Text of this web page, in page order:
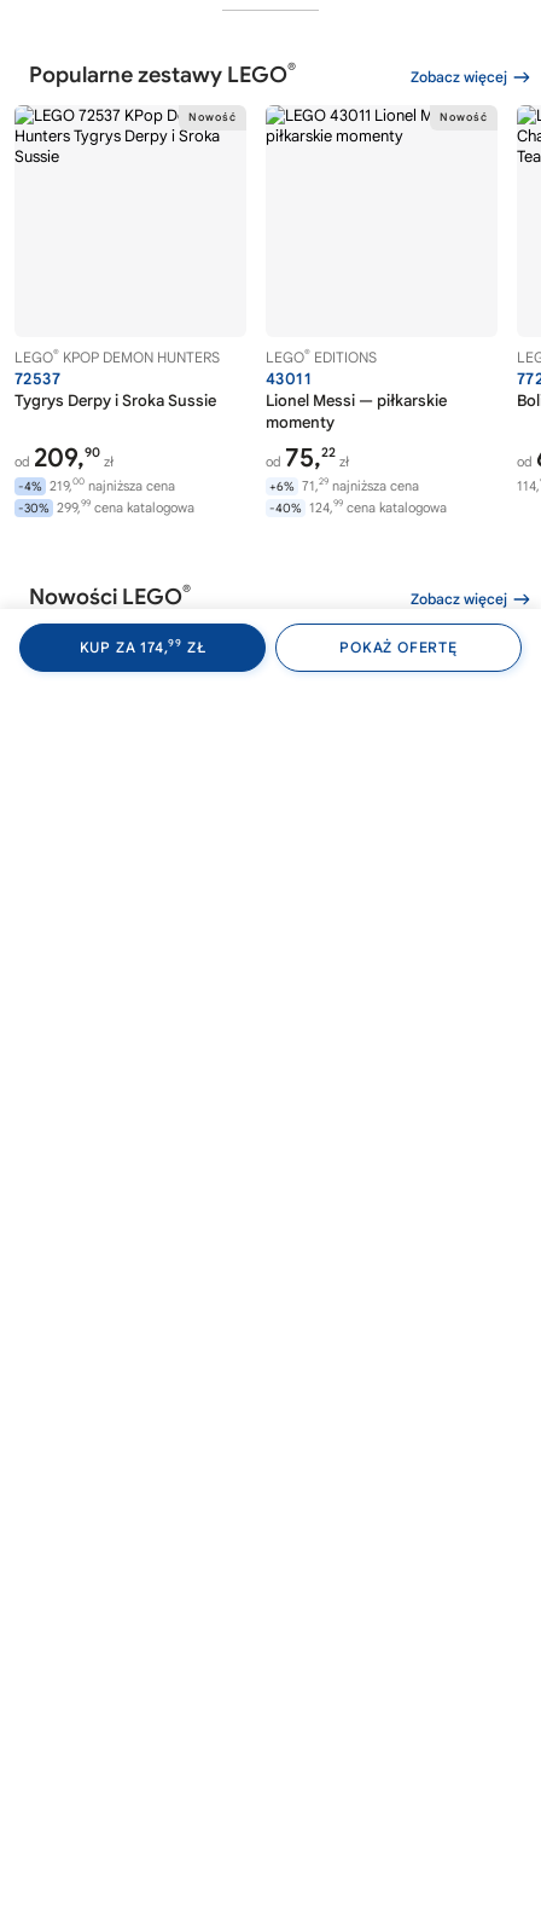
KUP ZA 174,99 ZŁ POKAŻ OFERTĘ
Popularne zestawy LEGO® Zobacz więcej
LEGO® KPOP DEMON HUNTERS
72537
Tygrys Derpy i Sroka Sussie
od 209,90
zł
-4% 219,00 najniższa cena
-30% 299,99 cena katalogowa
LEGO® EDITIONS
43011
Lionel Messi — piłkarskie
momenty
od 75,22
zł
+6% 71,29 najniższa cena
-40% 124,99 cena katalogowa
od
114,
Nowości LEGO® Zobacz więcej